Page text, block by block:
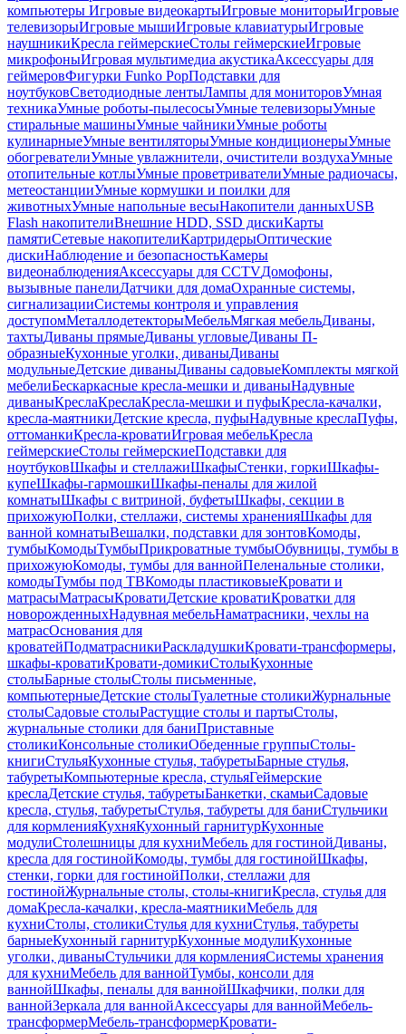
компьютеры Игровые видеокартыИгровые мониторыИгровые
телевизорыИгровые мышиИгровые клавиатурыИгровые
наушникиКресла геймерскиеСтолы геймерскиеИгровые
микрофоныИгровая мультимедиа акустикаАксессуары для
геймеровФигурки Funko PopПодставки для
ноутбуковСветодиодные лентыЛампы для мониторовУмная
техникаУмные роботы-пылесосыУмные телевизорыУмные
стиральные машиныУмные чайникиУмные роботы
кулинарныеУмные вентиляторыУмные кондиционерыУмные
обогревателиУмные увлажнители, очистители воздухаУмные
отопительные котлыУмные проветривателиУмные радиочасы,
метеостанцииУмные кормушки и поилки для
животныхУмные напольные весыНакопители данныхUSB
Flash накопителиВнешние HDD, SSD дискиКарты
памятиСетевые накопителиКартридерыОптические
дискиНаблюдение и безопасностьКамеры
видеонаблюденияАксессуары для CCTVДомофоны,
вызывные панелиДатчики для домаОхранные системы,
сигнализацииСистемы контроля и управления
доступомМеталлодетекторыМебельМягкая мебельДиваны,
тахтыДиваны прямыеДиваны угловыеДиваны П-
образныеКухонные уголки, диваныДиваны
модульныеДетские диваныДиваны садовыеКомплекты мягкой
мебелиБескаркасные кресла-мешки и диваныНадувные
диваныКреслаКреслаКресла-мешки и пуфыКресла-качалки,
кресла-маятникиДетские кресла, пуфыНадувные креслаПуфы,
оттоманкиКресла-кроватиИгровая мебельКресла
геймерскиеСтолы геймерскиеПодставки для
ноутбуковШкафы и стеллажиШкафыСтенки, горкиШкафы-
купеШкафы-гармошкиШкафы-пеналы для жилой
комнатыШкафы с витриной, буфетыШкафы, секции в
прихожуюПолки, стеллажи, системы храненияШкафы для
ванной комнатыВешалки, подставки для зонтовКомоды,
тумбыКомодыТумбыПрикроватные тумбыОбувницы, тумбы в
прихожуюКомоды, тумбы для ваннойПеленальные столики,
комодыТумбы под ТВКомоды пластиковыеКровати и
матрасыМатрасыКроватиДетские кроватиКроватки для
новорожденныхНадувная мебельНаматрасники, чехлы на
матрасОснования для
кроватейПодматрасникиРаскладушкиКровати-трансформеры,
шкафы-кроватиКровати-домикиСтолыКухонные
столыБарные столыСтолы письменные,
компьютерныеДетские столыТуалетные столикиЖурнальные
столыСадовые столыРастущие столы и партыСтолы,
журнальные столики для баниПриставные
столикиКонсольные столикиОбеденные группыСтолы-
книгиСтульяКухонные стулья, табуретыБарные стулья,
табуретыКомпьютерные кресла, стульяГеймерские
креслаДетские стулья, табуретыБанкетки, скамьиСадовые
кресла, стулья, табуретыСтулья, табуреты для баниСтульчики
для кормленияКухняКухонный гарнитурКухонные
модулиСтолешницы для кухниМебель для гостинойДиваны,
кресла для гостинойКомоды, тумбы для гостинойШкафы,
стенки, горки для гостинойПолки, стеллажи для
гостинойЖурнальные столы, столы-книгиКресла, стулья для
домаКресла-качалки, кресла-маятникиМебель для
кухниСтолы, столикиСтулья для кухниСтулья, табуреты
барныеКухонный гарнитурКухонные модулиКухонные
уголки, диваныСтульчики для кормленияСистемы хранения
для кухниМебель для ваннойТумбы, консоли для
ваннойШкафы, пеналы для ваннойШкафчики, полки для
ваннойЗеркала для ваннойАксессуары для ваннойМебель-
трансформерМебель-трансформерКровати-